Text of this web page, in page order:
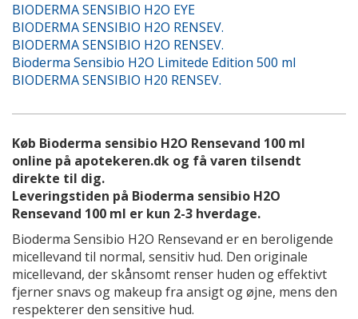
BIODERMA SENSIBIO H2O EYE
BIODERMA SENSIBIO H2O RENSEV.
BIODERMA SENSIBIO H2O RENSEV.
Bioderma Sensibio H2O Limitede Edition 500 ml
BIODERMA SENSIBIO H20 RENSEV.
Køb Bioderma sensibio H2O Rensevand 100 ml
online på apotekeren.dk og få varen tilsendt
direkte til dig.
Leveringstiden på Bioderma sensibio H2O
Rensevand 100 ml er kun 2-3 hverdage.
Bioderma Sensibio H2O Rensevand er en beroligende
micellevand til normal, sensitiv hud. Den originale
micellevand, der skånsomt renser huden og effektivt
fjerner snavs og makeup fra ansigt og øjne, mens den
respekterer den sensitive hud.